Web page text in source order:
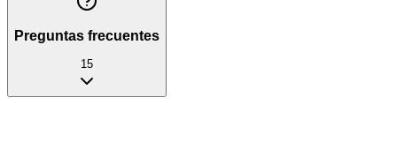
Preguntas frecuentes
15